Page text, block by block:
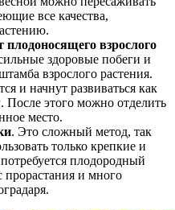
все качества,
взрослого
здоровые побеги и
взрослого растения.
и начнут развиваться как
После этого можно отделить
место.
. Это сложный метод, так
только крепкие и
плодородный
прорастания и много